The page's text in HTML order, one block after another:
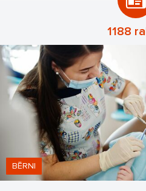
protēzists
stomotologs Rīgā
zobu balināšāna
zobārsta cenas
zobārstniecība Rīgā
1188
BĒRNI